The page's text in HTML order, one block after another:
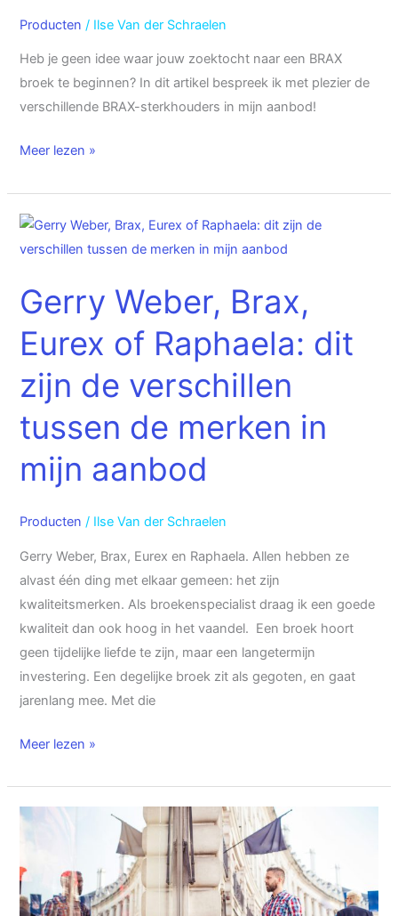
Producten / Ilse Van der Schraelen
Heb je geen idee waar jouw zoektocht naar een BRAX
broek te beginnen? In dit artikel bespreek ik met plezier de
verschillende BRAX-sterkhouders in mijn aanbod!
mijn
aanbod
Meer lezen »
Gerry Weber, Brax,
Eurex of Raphaela: dit
zijn de verschillen
tussen de merken in
mijn aanbod
Producten / Ilse Van der Schraelen
Gerry Weber, Brax, Eurex en Raphaela. Allen hebben ze
alvast één ding met elkaar gemeen: het zijn
kwaliteitsmerken. Als broekenspecialist draag ik een goede
kwaliteit dan ook hoog in het vaandel. Een broek hoort
geen tijdelijke liefde te zijn, maar een langetermijn
investering. Een degelijke broek zit als gegoten, en gaat
jarenlang mee. Met die
Gerry
Weber,
Eurex
Raphaela:
zijn
de
verschillen
tussen
merken
mijn
aanbod
Meer lezen »
Brax
heren
broeken:
de